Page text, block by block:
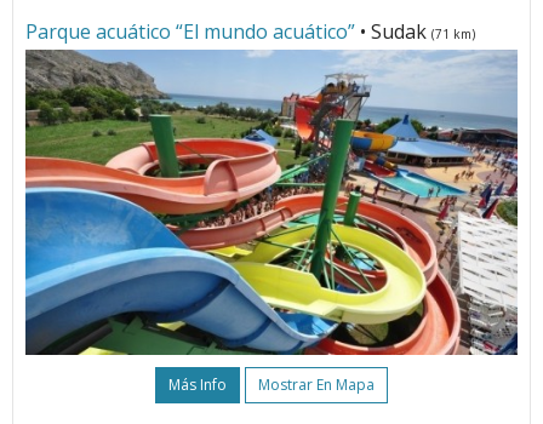
Parque acuático “El mundo acuático” • Sudak (71 km)
Más Info Mostrar En Mapa